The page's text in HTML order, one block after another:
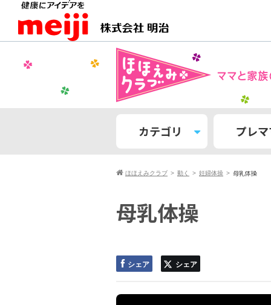
カテゴリ プレ
ほほえみクラブ 動く 妊婦体操 母乳体操
母乳体操
シェア シェア